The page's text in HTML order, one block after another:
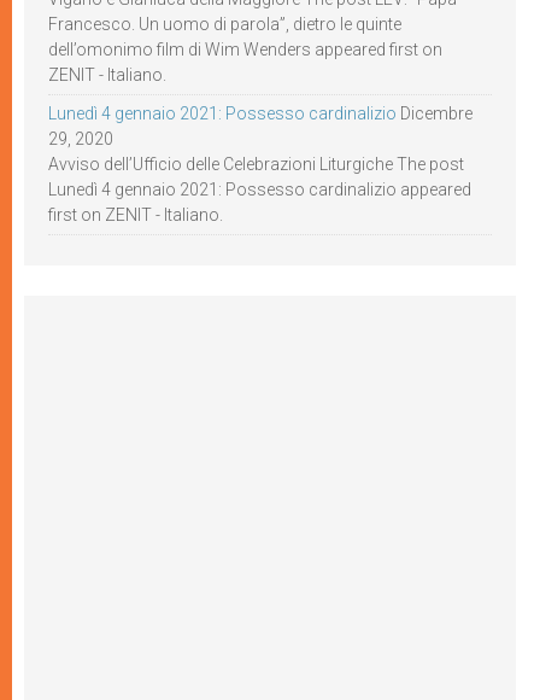
Francesco. Un uomo di parola”, dietro le quinte
dell’omonimo film di Wim Wenders appeared first on
ZENIT - Italiano.
Lunedì 4 gennaio 2021: Possesso cardinalizio Dicembre
29, 2020
Avviso dell’Ufficio delle Celebrazioni Liturgiche The post
Lunedì 4 gennaio 2021: Possesso cardinalizio appeared
first on ZENIT - Italiano.